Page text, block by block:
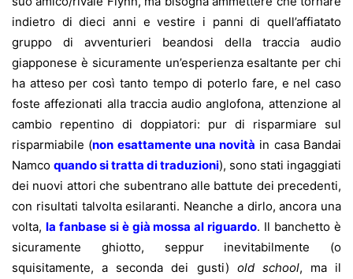
indietro di dieci anni e vestire i panni di quell’affiatato
gruppo di avventurieri beandosi della traccia audio
giapponese è sicuramente un’esperienza esaltante per chi
ha atteso per così tanto tempo di poterlo fare, e nel caso
foste affezionati alla traccia audio anglofona, attenzione al
cambio repentino di doppiatori: pur di risparmiare sul
risparmiabile (non esattamente una novità in casa Bandai
Namco quando si tratta di traduzioni), sono stati ingaggiati
dei nuovi attori che subentrano alle battute dei precedenti,
con risultati talvolta esilaranti. Neanche a dirlo, ancora una
volta, la fanbase si è già mossa al riguardo. Il banchetto è
sicuramente ghiotto, seppur inevitabilmente (o
squisitamente, a seconda dei gusti) old school, ma il